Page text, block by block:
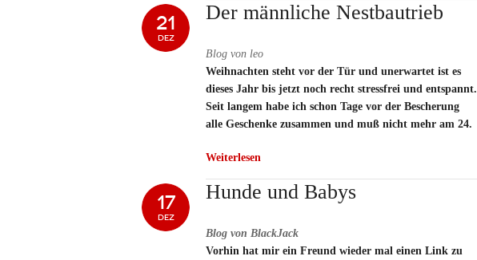
Der männliche Nestbautrieb
Blog von leo
Weihnachten steht vor der Tür und unerwartet ist es
dieses Jahr bis jetzt noch recht stressfrei und entspannt.
Seit langem habe ich schon Tage vor der Bescherung
alle Geschenke zusammen und muß nicht mehr am 24.
Weiterlesen
21
DEZ
Hunde und Babys
Blog von BlackJack
Vorhin hat mir ein Freund wieder mal einen Link zu
17
DEZ